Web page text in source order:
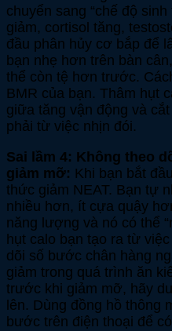
chuyển sang “chế độ
giảm, cortisol tăng,
đầu phân hủy cơ bắp để
bạn nhẹ hơn trên bàn
thể còn tệ hơn trước.
BMR của bạn. Thâm hụt
giữa tăng vận động và
phải từ việc nhịn đói.
Sai lầm 4: Không theo
giảm mỡ: Khi bạn bắt
thức giảm NEAT. Bạn tự
nhiều hơn, ít cựa quậy
năng lượng và nó có thể
hụt calo bạn tạo ra từ
dõi số bước chân hàng
giảm trong quá trình ăn
trước khi giảm mỡ, hãy
lên. Dùng đồng hồ thông
bước trên điện thoại để